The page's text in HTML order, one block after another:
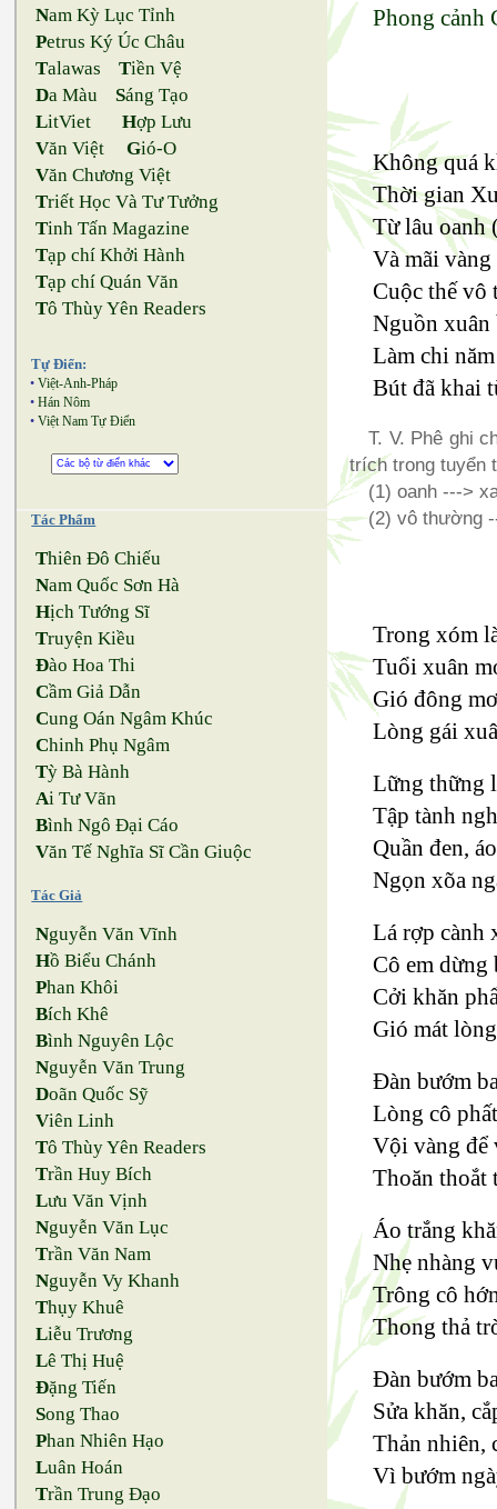
Nam Kỳ Lục Tỉnh
Petrus Ký Úc Châu
Talawas Tiền Vệ
Da Màu Sáng Tạo
LitViet Hợp Lưu
Văn Việt Gió-O
Văn Chương Việt
Triết Học Và Tư Tưởng
Tinh Tấn Magazine
Tạp chí Khởi Hành
Tạp chí Quán Văn
Tô Thùy Yên Readers
Tự Điển:
• Việt-Anh-Pháp
• Hán Nôm
• Việt Nam Tự Điển
Tác Phẩm
Thiên Đô Chiếu
Nam Quốc Sơn Hà
Hịch Tướng Sĩ
Truyện Kiều
Đào Hoa Thi
Cầm Giả Dẫn
Cung Oán Ngâm Khúc
Chinh Phụ Ngâm
Tỳ Bà Hành
Ai Tư Vãn
Bình Ngô Đại Cáo
Văn Tế Nghĩa Sĩ Cần Giuộc
Tác Giả
Nguyễn Văn Vĩnh
Hồ Biểu Chánh
Phan Khôi
Bích Khê
Bình Nguyên Lộc
Nguyễn Văn Trung
Doãn Quốc Sỹ
Viên Linh
Tô Thùy Yên Readers
Trần Huy Bích
Lưu Văn Vịnh
Nguyễn Văn Lục
Trần Văn Nam
Nguyễn Vy Khanh
Thụy Khuê
Liễu Trương
Lê Thị Huệ
Đặng Tiến
Song Thao
Phan Nhiên Hạo
Luân Hoán
Trần Trung Đạo
Phong cảnh
Không quá
Thời gian
Từ lâu oanh
Và mãi
Cuộc thế vô
Nguồn xuân
Làm chi
Bút đã khai
T. V. Phê ghi
trích trong tuyển
(1) oanh --->
(2) vô thường
Trong xóm
Tuổi xuân
Gió đông
Lòng gái
Lững thững
Tập tành
Quần đen,
Ngọn xõa
Lá rợp cành
Cô em dừng
Cởi khăn
Gió mát
Đàn bướm
Lòng cô
Vội vàng để
Thoăn thoắt
Áo trắng
Nhẹ nhàng
Trông cô
Thong thả
Đàn bướm
Sửa khăn,
Thản nhiên,
Vì bướm